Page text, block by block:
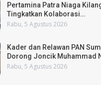
Pertamina Patra Niaga
Tingkatkan Kolaborasi…
Rabu, 5 Agustus 2026
Kader dan Relawan PAN
Dorong Joncik Muhammad
Rabu, 5 Agustus 2026